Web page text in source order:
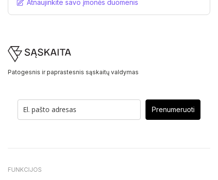
Atnaujinkite savo įmonės duomenis
Footer
Patogesnis ir paprastesnis sąskaitų valdymas
Prenumeruoti
FUNKCIJOS